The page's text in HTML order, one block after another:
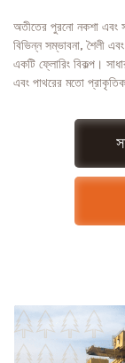
অতীতের পুরনো নকশা এবং
বিভিন্ন সম্ভাবনা, শৈলী
একটি ফ্লোরিং বিকল্প।
এবং পাথরের মতো